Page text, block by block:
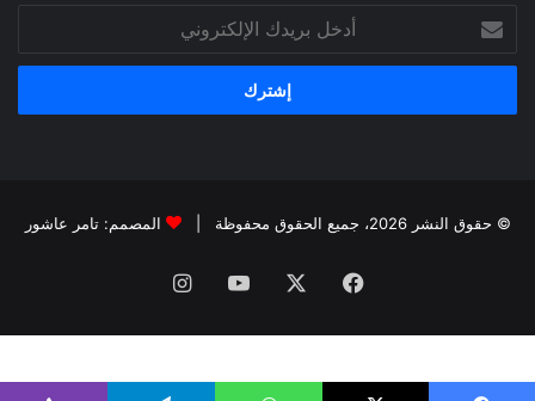
بريدك
الإلكتروني
© حقوق النشر 2026، جميع الحقوق محفوظة | المصمم: تامر عاشور
فيسبوك يوتيوبانستقرام